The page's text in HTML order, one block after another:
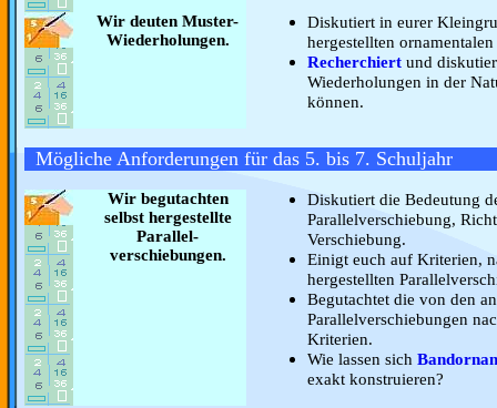
Wir deuten Muster-
Wiederholungen.
Diskutiert in eurer
hergestellten
Recherchiert und
Wiederholungen in der
können.
Mögliche Anforderungen für das 5. bis 7. Schuljahr
Wir begutachten
selbst hergestellte
Parallel-
verschiebungen.
Diskutiert die Bedeutung
Parallelverschiebung,
Verschiebung.
Einigt euch auf Kriterien,
hergestellten
Begutachtet die von den
Parallelverschiebungen
Kriterien.
Wie lassen sich
exakt konstruieren?